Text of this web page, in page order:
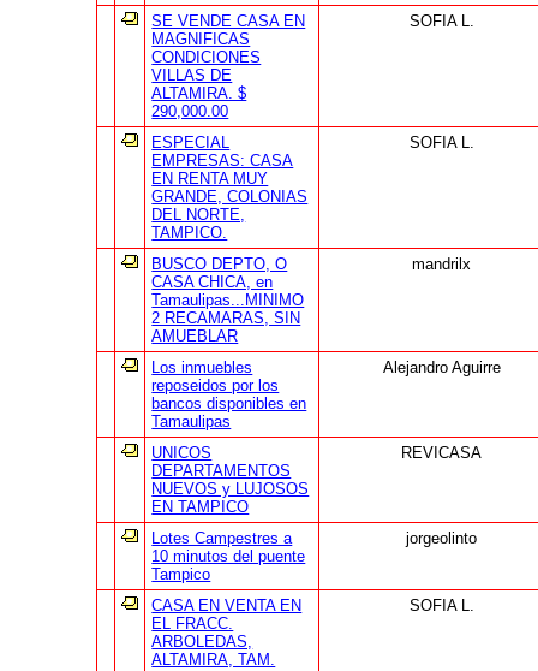
SE VENDE CASA EN
MAGNIFICAS
CONDICIONES
VILLAS DE
ALTAMIRA. $
290,000.00
SOFIA L.
ESPECIAL
EMPRESAS: CASA
EN RENTA MUY
GRANDE, COLONIAS
DEL NORTE,
TAMPICO.
SOFIA L.
BUSCO DEPTO, O
CASA CHICA, en
Tamaulipas...MINIMO
2 RECAMARAS, SIN
AMUEBLAR
mandrilx
Los inmuebles
reposeidos por los
bancos disponibles en
Tamaulipas
Alejandro Aguirre
UNICOS
DEPARTAMENTOS
NUEVOS y LUJOSOS
EN TAMPICO
REVICASA
Lotes Campestres a
10 minutos del puente
Tampico
jorgeolinto
CASA EN VENTA EN
EL FRACC.
ARBOLEDAS,
ALTAMIRA, TAM.
SOFIA L.